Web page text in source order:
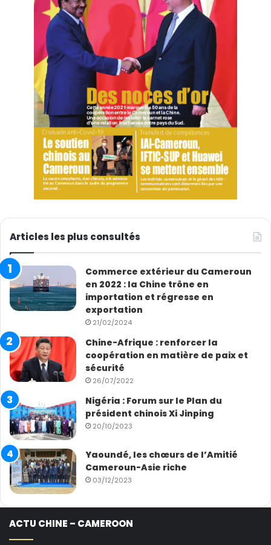
Articles les plus consultés
Commerce extérieur du Cameroun
en 2022 : la Chine trône en
importation et régresse en
exportation
21/02/2024
Chine-Afrique : renforcer la
coopération en matière de paix et
sécurité
26/07/2022
Nigéria : Forum sur le Plan du
président chinois Xi Jinping
20/10/2023
Yaoundé, les chœurs de l’Amitié
Cameroun-Asie riche
03/12/2023
ACTU CHINE – CAMEROON